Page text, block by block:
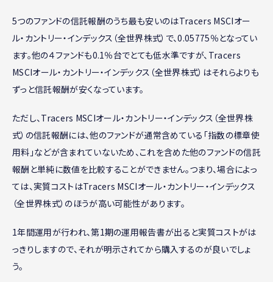
5つのファンドの信託報酬のうち最も安いのはTracers MSCIオー
ル・カントリー・インデックス（全世界株式）で、0.05775％となってい
ます。他の４ファンドも0.1％台でとても低水準ですが、Tracers
MSCIオール・カントリー・インデックス（全世界株式）はそれらよりも
ずっと信託報酬が安くなっています。
ただし、Tracers MSCIオール・カントリー・インデックス（全世界株
式）の信託報酬には、他のファンドが通常含めている「指数の標章使
用料」などが含まれていないため、これを含めた他のファンドの信託
報酬と単純に数値を比較することができません。つまり、場合によっ
ては、実質コストはTracers MSCIオール・カントリー・インデックス
（全世界株式）のほうが高い可能性があります。
1年間運用が行われ、第1期の運用報告書が出ると実質コストがは
っきりしますので、それが明示されてから購入するのが良いでしょ
う。